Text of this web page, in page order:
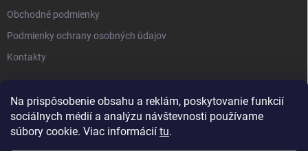
Na prispôsobenie obsahu a reklám, poskytovanie funkcií
sociálnych médií a analýzu návštevnosti používame
súbory cookie. Viac informácií tu.
Obchodné podmienky
Podmienky ochrany osobných údajov
Kontakty
NOVINKY
Novinky v našom e-shope